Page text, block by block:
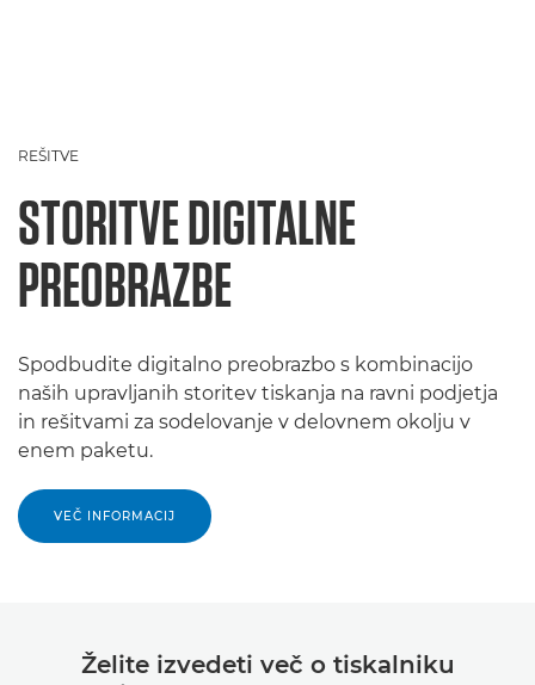
REŠITVE
STORITVE DIGITALNE
PREOBRAZBE
Spodbudite digitalno preobrazbo s kombinacijo
naših upravljanih storitev tiskanja na ravni podjetja
in rešitvami za sodelovanje v delovnem okolju v
enem paketu.
VEČ INFORMACIJ
Želite izvedeti več o tiskalniku